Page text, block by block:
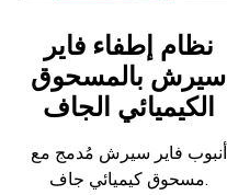
نظام إطفاء فاير
سيرش بالمسحوق
الكيميائي الجاف
أنبوب فاير سيرش مُدمج مع
مسحوق كيميائي جاف.